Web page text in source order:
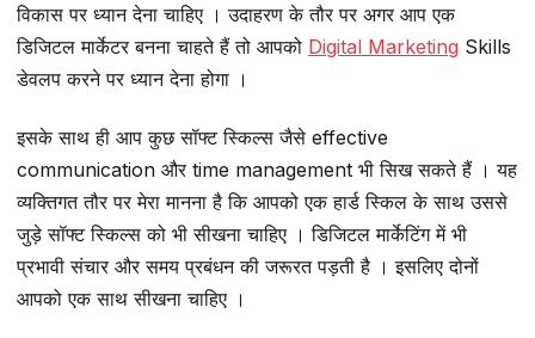
विकास पर ध्यान देना चाहिए । उदाहरण के तौर पर अगर आप एक
डिजिटल मार्केटर बनना चाहते हैं तो आपको Digital Marketing Skills
डेवलप करने पर ध्यान देना होगा ।
इसके साथ ही आप कुछ सॉफ्ट स्किल्स जैसे effective
communication और time management भी सिख सकते हैं । यह
व्यक्तिगत तौर पर मेरा मानना है कि आपको एक हार्ड स्किल के साथ उससे
जुड़े सॉफ्ट स्किल्स को भी सीखना चाहिए । डिजिटल मार्केटिंग में भी
प्रभावी संचार और समय प्रबंधन की जरूरत पड़ती है । इसलिए दोनों
आपको एक साथ सीखना चाहिए ।